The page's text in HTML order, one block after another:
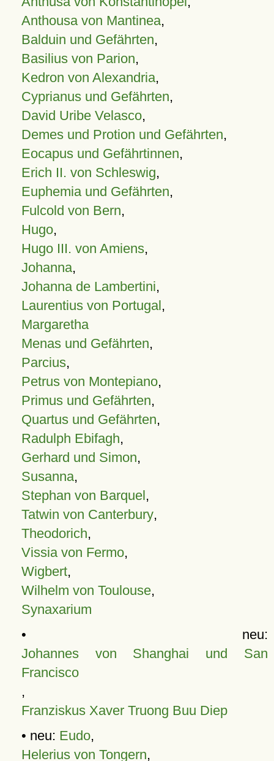
Anthousa von Mantinea,
Balduin und Gefährten,
Basilius von Parion,
Kedron von Alexandria,
Cyprianus und Gefährten,
David Uribe Velasco,
Demes und Protion und Gefährten,
Eocapus und Gefährtinnen,
Erich II. von Schleswig,
Euphemia und Gefährten,
Fulcold von Bern,
Hugo,
Hugo III. von Amiens,
Johanna,
Johanna de Lambertini,
Laurentius von Portugal,
Margaretha
Menas und Gefährten,
Parcius,
Petrus von Montepiano,
Primus und Gefährten,
Quartus und Gefährten,
Radulph Ebifagh,
Gerhard und Simon,
Susanna,
Stephan von Barquel,
Tatwin von Canterbury,
Theodorich,
Vissia von Fermo,
Wigbert,
Wilhelm von Toulouse,
Synaxarium
• neu:
Johannes von Shanghai und San
Francisco
,
Franziskus Xaver Truong Buu Diep
• neu: Eudo,
Helerius von Tongern,